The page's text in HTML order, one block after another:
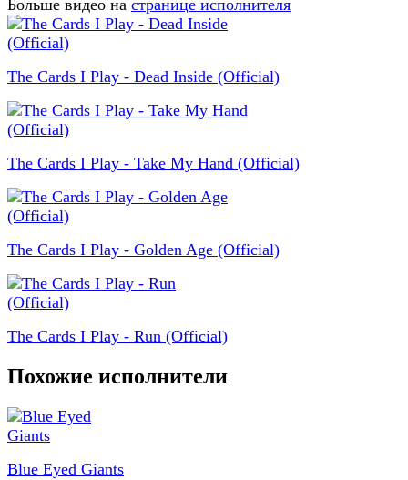
Больше видео на странице исполнителя
The Cards I Play - Dead Inside (Official)
The Cards I Play - Take My Hand (Official)
The Cards I Play - Golden Age (Official)
The Cards I Play - Run (Official)
Похожие исполнители
Blue Eyed Giants